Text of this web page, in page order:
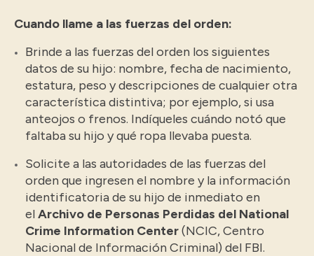
Cuando llame a las fuerzas del orden:
Brinde a las fuerzas del orden los siguientes
datos de su hijo: nombre, fecha de nacimiento,
estatura, peso y descripciones de cualquier otra
característica distintiva; por ejemplo, si usa
anteojos o frenos. Indíqueles cuándo notó que
faltaba su hijo y qué ropa llevaba puesta.
Solicite a las autoridades de las fuerzas del
orden que ingresen el nombre y la información
identificatoria de su hijo de inmediato en
elArchivo de Personas Perdidas del National
Crime Information Center(NCIC, Centro
Nacional de Información Criminal) del FBI.